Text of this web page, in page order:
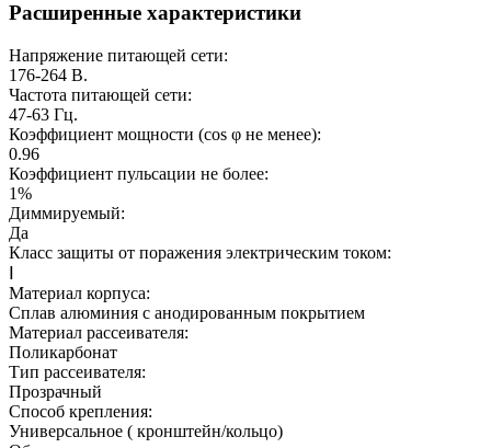
Расширенные характеристики
Напряжение питающей сети:
176-264 В.
Частота питающей сети:
47-63 Гц.
Коэффициент мощности (cos φ не менее):
0.96
Коэффициент пульсации не более:
1%
Диммируемый:
Да
Класс защиты от поражения электрическим током:
Материал корпуса:
Сплав алюминия с анодированным покрытием
Материал рассеивателя:
Поликарбонат
Тип рассеивателя:
Прозрачный
Способ крепления:
Универсальное ( кронштейн/кольцо)